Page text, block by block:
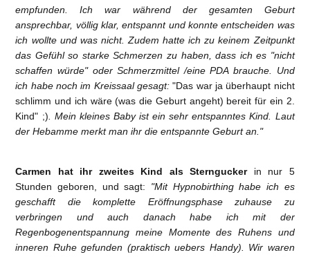
empfunden. Ich war während der gesamten Geburt
ansprechbar, völlig klar, entspannt und konnte entscheiden was
ich wollte und was nicht. Zudem hatte ich zu keinem Zeitpunkt
das Gefühl so starke Schmerzen zu haben, dass ich es "nicht
schaffen würde" oder Schmerzmittel /eine PDA brauche. Und
ich habe noch im Kreissaal gesagt:"Das war ja überhaupt nicht
schlimm und ich wäre (was die Geburt angeht) bereit für ein 2.
Kind" ;) . Mein kleines Baby ist ein sehr entspanntes Kind. Laut
der Hebamme merkt man ihr die entspannte Geburt an."
Carmen hat ihr zweites Kind als Sterngucker in nur 5
Stunden geboren, und sagt: "Mit Hypnobirthing habe ich es
geschafft die komplette Eröffnungsphase zuhause zu
verbringen und auch danach habe ich mit der
Regenbogenentspannung meine Momente des Ruhens und
inneren Ruhe gefunden (praktisch uebers Handy). Wir waren